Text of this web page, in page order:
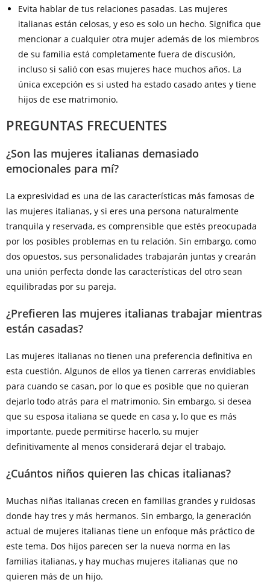
Evita hablar de tus relaciones pasadas. Las mujeres
italianas están celosas, y eso es solo un hecho. Significa que
mencionar a cualquier otra mujer además de los miembros
de su familia está completamente fuera de discusión,
incluso si salió con esas mujeres hace muchos años. La
única excepción es si usted ha estado casado antes y tiene
hijos de ese matrimonio.
PREGUNTAS FRECUENTES
¿Son las mujeres italianas demasiado
emocionales para mí?
La expresividad es una de las características más famosas de
las mujeres italianas, y si eres una persona naturalmente
tranquila y reservada, es comprensible que estés preocupada
por los posibles problemas en tu relación. Sin embargo, como
dos opuestos, sus personalidades trabajarán juntas y crearán
una unión perfecta donde las características del otro sean
equilibradas por su pareja.
¿Prefieren las mujeres italianas trabajar mientras
están casadas?
Las mujeres italianas no tienen una preferencia definitiva en
esta cuestión. Algunos de ellos ya tienen carreras envidiables
para cuando se casan, por lo que es posible que no quieran
dejarlo todo atrás para el matrimonio. Sin embargo, si desea
que su esposa italiana se quede en casa y, lo que es más
importante, puede permitirse hacerlo, su mujer
definitivamente al menos considerará dejar el trabajo.
¿Cuántos niños quieren las chicas italianas?
Muchas niñas italianas crecen en familias grandes y ruidosas
donde hay tres y más hermanos. Sin embargo, la generación
actual de mujeres italianas tiene un enfoque más práctico de
este tema. Dos hijos parecen ser la nueva norma en las
familias italianas, y hay muchas mujeres italianas que no
quieren más de un hijo.